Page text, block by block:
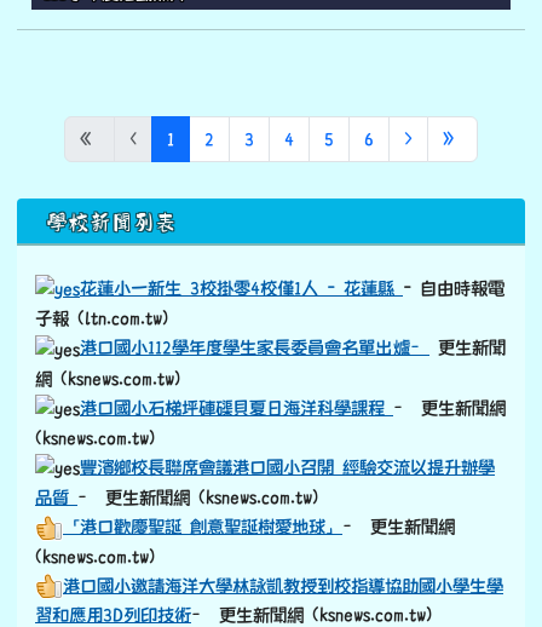
« ‹ 1 (目前頁次)
2 3 4 5 6 ›下一頁
»
下中區域內容
學校新聞列表
花蓮小一新生 3校掛零4校僅1人 - 花蓮縣 - 自由時報電
子報 (ltn.com.tw)
港口國小112學年度學生家長委員會名單出爐–
更生新聞
網 (ksnews.com.tw)
港口國小石梯坪硨磲貝夏日海洋科學課程 – 更生新聞網
(ksnews.com.tw)
豐濱鄉校長聯席會議港口國小召開 經驗交流以提升辦學
品質 – 更生新聞網 (ksnews.com.tw)
「港口歡慶聖誕 創意聖誕樹愛地球」 – 更生新聞網
(ksnews.com.tw)
港口國小邀請海洋大學林詠凱教授到校指導協助國小學生學
習和應用3D列印技術– 更生新聞網 (ksnews.com.tw)